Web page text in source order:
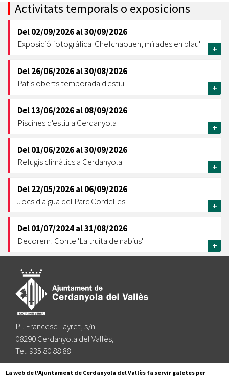
Activitats temporals o exposicions
Del02/09/2026al30/09/2026
Exposició fotogràfica 'Chefchaouen, mirades en blau'
+
Del26/06/2026al30/08/2026
Patis oberts temporada d'estiu
+
Del13/06/2026al08/09/2026
Piscines d'estiu a Cerdanyola
+
Del01/06/2026al30/09/2026
Refugis climàtics a Cerdanyola
+
Del22/05/2026al06/09/2026
Jocs d'aigua del Parc Cordelles
+
Del01/07/2024al31/08/2026
Decorem! Conte 'La truita de nabius'
+
Pl. Francesc Layret, s/n
08290 Cerdanyola del Vallès,
Tel. 935 80 88 88
Segueix-nos a:
La web de l'Ajuntament de Cerdanyola del Vallès fa servir galetes per